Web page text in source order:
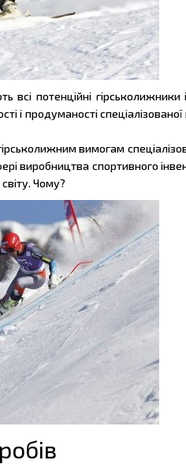
потенційні гірськолижники
і продуманості
вимогам
виробництва спортивного
Чому?